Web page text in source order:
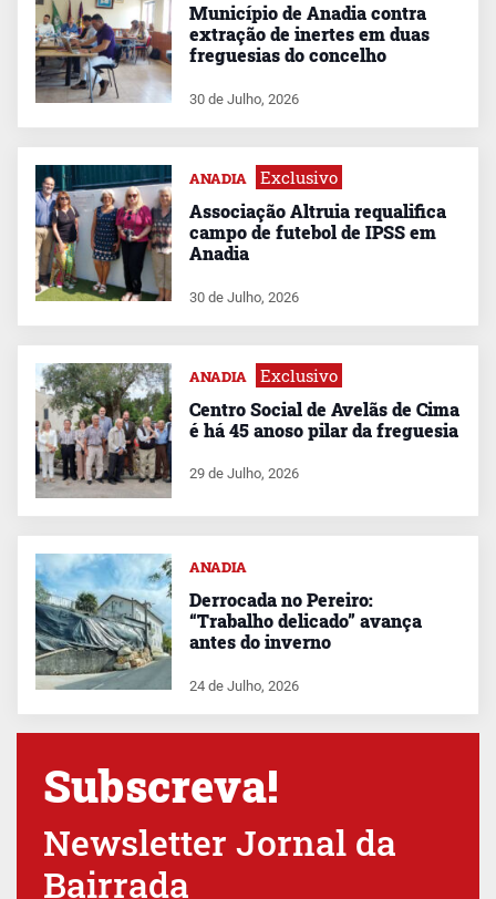
Município de Anadia contra
extração de inertes em duas
freguesias do concelho
30 de Julho, 2026
ANADIA Exclusivo
Associação Altruia requalifica
campo de futebol de IPSS em
Anadia
30 de Julho, 2026
ANADIA Exclusivo
Centro Social de Avelãs de Cima
é há 45 anoso pilar da freguesia
29 de Julho, 2026
ANADIA
Derrocada no Pereiro:
“Trabalho delicado” avança
antes do inverno
24 de Julho, 2026
Subscreva!
Newsletter Jornal da
Bairrada